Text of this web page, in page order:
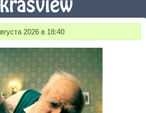
2026 в 18:40